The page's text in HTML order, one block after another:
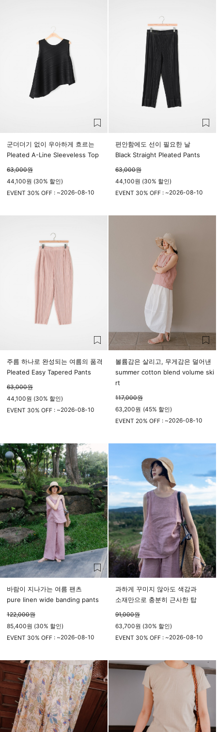
군더더기 없이 우아하게 흐르는
Pleated A-Line Sleeveless Top
63,000원
44,100원 (30% 할인)
EVENT 30% OFF : ~2026-08-10
편안함에도 선이 필요한 날
Black Straight Pleated Pants
63,000원
44,100원 (30% 할인)
EVENT 30% OFF : ~2026-08-10
주름 하나로 완성되는 여름의 품격
Pleated Easy Tapered Pants
63,000원
44,100원 (30% 할인)
EVENT 30% OFF : ~2026-08-10
볼륨감은 살리고, 무게감은 덜어낸
summer cotton blend volume ski
rt
117,000원
63,200원 (45% 할인)
EVENT 20% OFF : ~2026-08-10
바람이 지나가는 여름 팬츠
pure linen wide banding pants
122,000원
85,400원 (30% 할인)
EVENT 30% OFF : ~2026-08-10
과하게 꾸미지 않아도 색감과
소재만으로 충분히 근사한 탑
91,000원
63,700원 (30% 할인)
EVENT 30% OFF : ~2026-08-10